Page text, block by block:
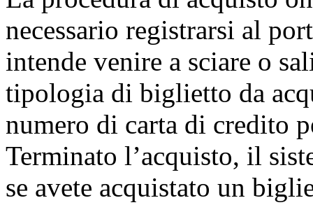
necessario registrarsi al
intende venire a sciare o
tipologia di biglietto da
numero di carta di credito
Terminato l’acquisto, il
se avete acquistato un